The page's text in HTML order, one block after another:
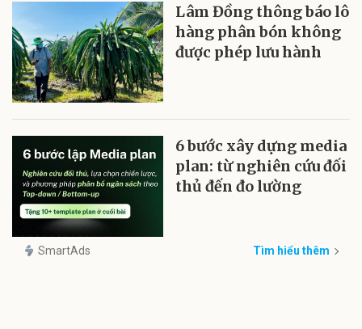
Lâm Đồng thông báo lô
hàng phân bón không
được phép lưu hành
6 bước xây dựng media
plan: từ nghiên cứu đối
thủ đến đo lường
SmartAds Tìm hiểu thêm